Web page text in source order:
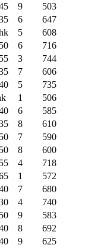
9
503
6
647
5
608
6
716
3
744
7
606
5
735
1
506
6
585
8
610
7
590
8
600
4
718
1
572
7
680
4
740
9
583
8
692
9
625